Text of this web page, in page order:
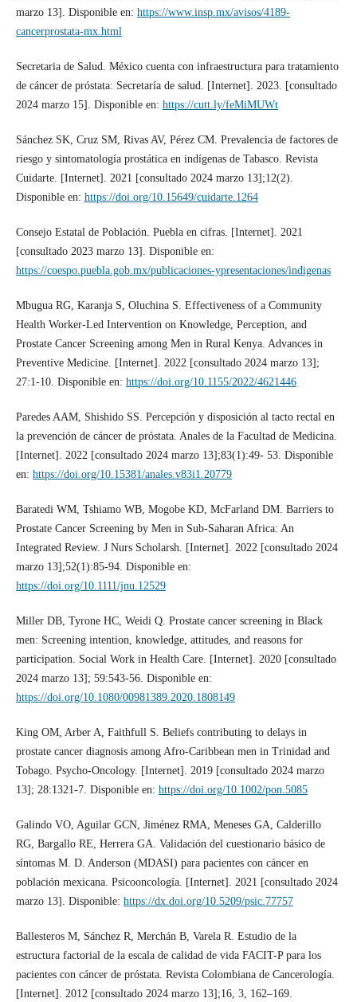
marzo 13]. Disponible en: https://www.insp.mx/avisos/4189-
cancerprostata-mx.html
Secretaria de Salud. México cuenta con infraestructura para tratamiento
de cáncer de próstata: Secretaría de salud. [Internet]. 2023. [consultado
2024 marzo 15]. Disponible en: https://cutt.ly/feMiMUWt
Sánchez SK, Cruz SM, Rivas AV, Pérez CM. Prevalencia de factores de
riesgo y sintomatología prostática en indígenas de Tabasco. Revista
Cuidarte. [Internet]. 2021 [consultado 2024 marzo 13];12(2).
Disponible en: https://doi.org/10.15649/cuidarte.1264
Consejo Estatal de Población. Puebla en cifras. [Internet]. 2021
[consultado 2023 marzo 13]. Disponible en:
https://coespo.puebla.gob.mx/publicaciones-ypresentaciones/indigenas
Mbugua RG, Karanja S, Oluchina S. Effectiveness of a Community
Health Worker-Led Intervention on Knowledge, Perception, and
Prostate Cancer Screening among Men in Rural Kenya. Advances in
Preventive Medicine. [Internet]. 2022 [consultado 2024 marzo 13];
27:1-10. Disponible en: https://doi.org/10.1155/2022/4621446
Paredes AAM, Shishido SS. Percepción y disposición al tacto rectal en
la prevención de cáncer de próstata. Anales de la Facultad de Medicina.
[Internet]. 2022 [consultado 2024 marzo 13];83(1):49- 53. Disponible
en: https://doi.org/10.15381/anales.v83i1.20779
Baratedi WM, Tshiamo WB, Mogobe KD, McFarland DM. Barriers to
Prostate Cancer Screening by Men in Sub-Saharan Africa: An
Integrated Review. J Nurs Scholarsh. [Internet]. 2022 [consultado 2024
marzo 13];52(1):85-94. Disponible en:
https://doi.org/10.1111/jnu.12529
Miller DB, Tyrone HC, Weidi Q. Prostate cancer screening in Black
men: Screening intention, knowledge, attitudes, and reasons for
participation. Social Work in Health Care. [Internet]. 2020 [consultado
2024 marzo 13]; 59:543-56. Disponible en:
https://doi.org/10.1080/00981389.2020.1808149
King OM, Arber A, Faithfull S. Beliefs contributing to delays in
prostate cancer diagnosis among Afro-Caribbean men in Trinidad and
Tobago. Psycho-Oncology. [Internet]. 2019 [consultado 2024 marzo
13]; 28:1321-7. Disponible en: https://doi.org/10.1002/pon.5085
Galindo VO, Aguilar GCN, Jiménez RMA, Meneses GA, Calderillo
RG, Bargallo RE, Herrera GA. Validación del cuestionario básico de
síntomas M. D. Anderson (MDASI) para pacientes con cáncer en
población mexicana. Psicooncología. [Internet]. 2021 [consultado 2024
marzo 13]. Disponible: https://dx.doi.org/10.5209/psic.77757
Ballesteros M, Sánchez R, Merchán B, Varela R. Estudio de la
estructura factorial de la escala de calidad de vida FACIT-P para los
pacientes con cáncer de próstata. Revista Colombiana de Cancerología.
[Internet]. 2012 [consultado 2024 marzo 13];16, 3, 162–169.